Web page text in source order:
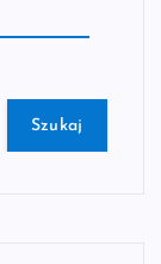
Szukaj